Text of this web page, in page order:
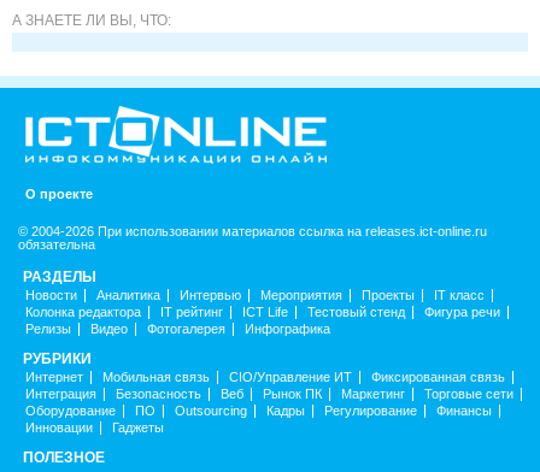
А ЗНАЕТЕ ЛИ ВЫ, ЧТО:
О проекте
© 2004-2026 При использовании материалов ссылка на releases.ict-online.ru
обязательна
РАЗДЕЛЫ
Новости Аналитика Интервью Мероприятия Проекты
IT класс
Колонка редактора
IT рейтинг ICT Life Тестовый стенд
Фигура речи
Релизы
Видео Фотогалерея Инфографика
РУБРИКИ
Интернет Мобильная связь CIO/Управление ИТ
Фиксированная связь
Интеграция
Безопасность Веб Рынок ПК Маркетинг
Торговые сети
Оборудование
ПО Outsourcing Кадры Регулирование
Финансы
Инновации
Гаджеты
ПОЛЕЗНОЕ